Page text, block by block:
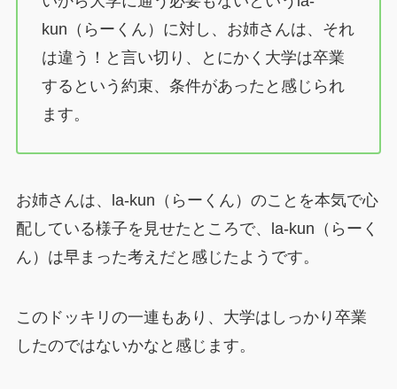
kun（らーくん）に対し、お姉さんは、それ
は違う！と言い切り、とにかく大学は卒業
するという約束、条件があったと感じられ
ます。
お姉さんは、la-kun（らーくん）のことを本気で心
配している様子を見せたところで、la-kun（らーく
ん）は早まった考えだと感じたようです。
このドッキリの一連もあり、大学はしっかり卒業
したのではないかなと感じます。